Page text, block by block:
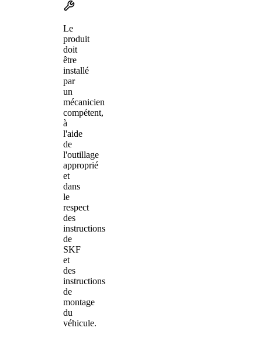
Le
produit
doit
être
installé
par
un
mécanicien
compétent,
à
l'aide
de
l'outillage
approprié
et
dans
le
respect
des
instructions
de
SKF
et
des
instructions
de
montage
du
véhicule.